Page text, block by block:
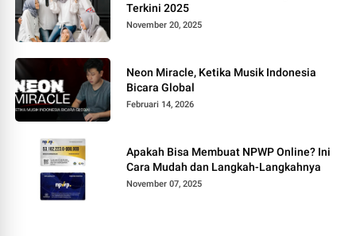
Terkini 2025
November 20, 2025
Neon Miracle, Ketika Musik Indonesia
Bicara Global
Februari 14, 2026
Apakah Bisa Membuat NPWP Online? Ini
Cara Mudah dan Langkah-Langkahnya
November 07, 2025